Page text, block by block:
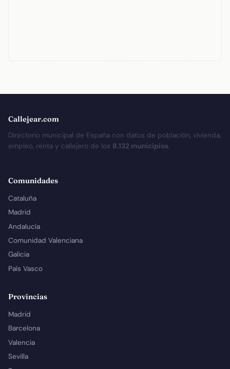
Callejear.com
Directorio municipal de España con datos de población, vivienda,
empleo, renta y callejero de los 8.132 municipios.
Comunidades
Cataluña
Madrid
Andalucía
Comunidad Valenciana
Galicia
País Vasco
Provincias
Madrid
Barcelona
Valencia
Sevilla